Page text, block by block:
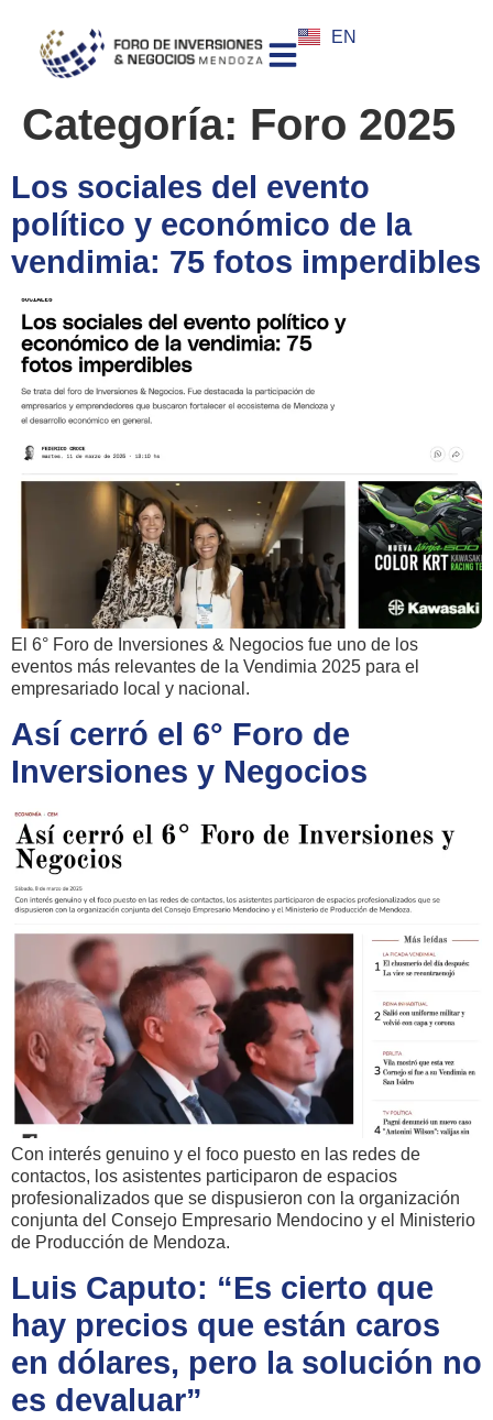
EN
Categoría: Foro 2025
Los sociales del evento
político y económico de la
vendimia: 75 fotos imperdibles
El 6° Foro de Inversiones & Negocios fue uno de los
eventos más relevantes de la Vendimia 2025 para el
empresariado local y nacional.
Así cerró el 6° Foro de
Inversiones y Negocios
Con interés genuino y el foco puesto en las redes de
contactos, los asistentes participaron de espacios
profesionalizados que se dispusieron con la organización
conjunta del Consejo Empresario Mendocino y el Ministerio
de Producción de Mendoza.
Luis Caputo: “Es cierto que
hay precios que están caros
en dólares, pero la solución no
es devaluar”